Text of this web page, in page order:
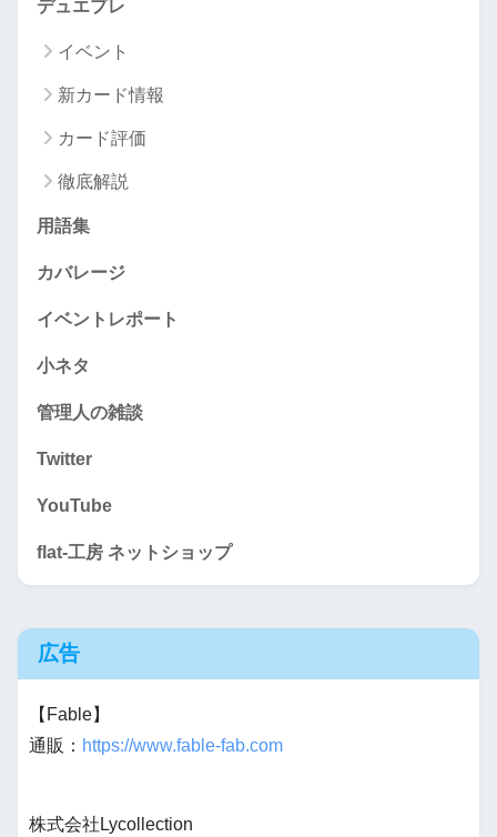
デュエプレ
イベント
新カード情報
カード評価
徹底解説
用語集
カバレージ
イベントレポート
小ネタ
管理人の雑談
Twitter
YouTube
flat-工房 ネットショップ
広告
【Fable】
通販： https://www.fable-fab.com
株式会社Lycollection